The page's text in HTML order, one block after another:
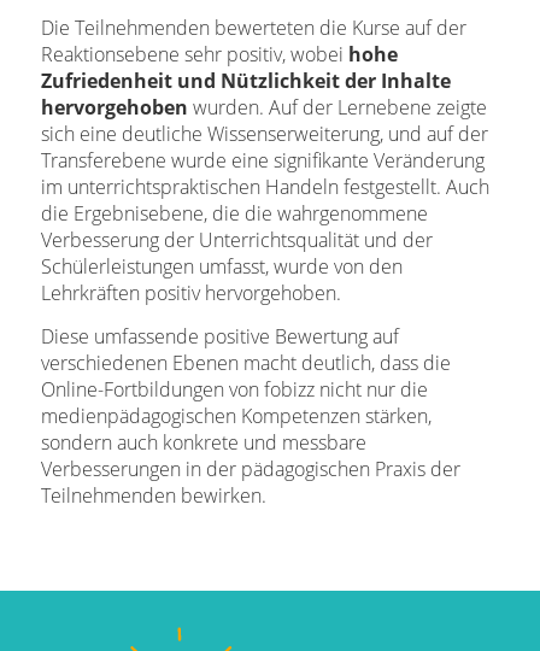
Die Teilnehmenden bewerteten die Kurse auf der
Reaktionsebene sehr positiv, wobei hohe
Zufriedenheit und Nützlichkeit der Inhalte
hervorgehoben wurden. Auf der Lernebene zeigte
sich eine deutliche Wissenserweiterung, und auf der
Transferebene wurde eine signifikante Veränderung
im unterrichtspraktischen Handeln festgestellt. Auch
die Ergebnisebene, die die wahrgenommene
Verbesserung der Unterrichtsqualität und der
Schülerleistungen umfasst, wurde von den
Lehrkräften positiv hervorgehoben.
Diese umfassende positive Bewertung auf
verschiedenen Ebenen macht deutlich, dass die
Online-Fortbildungen von fobizz nicht nur die
medienpädagogischen Kompetenzen stärken,
sondern auch konkrete und messbare
Verbesserungen in der pädagogischen Praxis der
Teilnehmenden bewirken.